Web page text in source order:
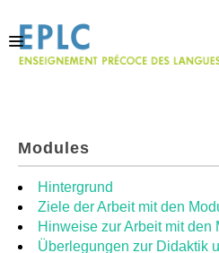
MODULES
Modules
Hintergrund
Ziele der Arbeit mit den
Hinweise zur Arbeit mit den
Überlegungen zur Didaktik